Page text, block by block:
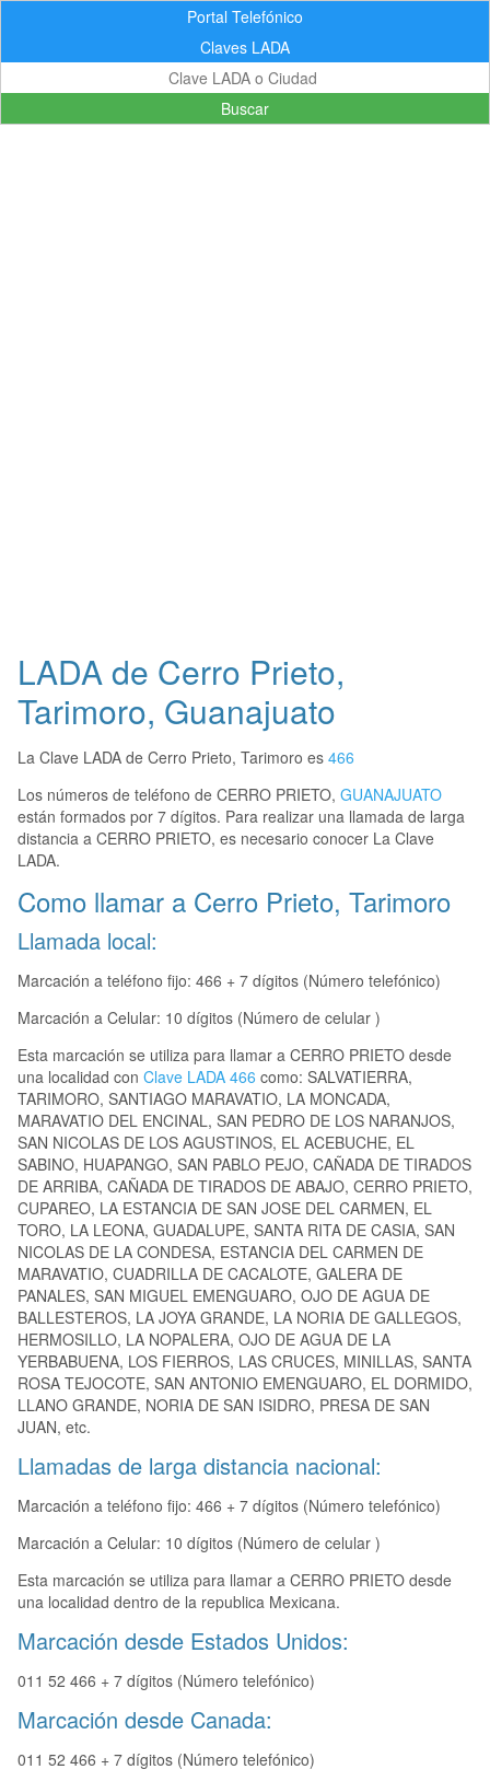
Portal Telefónico
Claves LADA
Buscar
LADA de Cerro Prieto,
Tarimoro, Guanajuato
La Clave LADA de Cerro Prieto, Tarimoro es 466
Los números de teléfono de CERRO PRIETO, GUANAJUATO
están formados por 7 dígitos. Para realizar una llamada de larga
distancia a CERRO PRIETO, es necesario conocer La Clave
LADA.
Como llamar a Cerro Prieto, Tarimoro
Llamada local:
Marcación a teléfono fijo: 466 + 7 dígitos (Número telefónico)
Marcación a Celular: 10 dígitos (Número de celular )
Esta marcación se utiliza para llamar a CERRO PRIETO desde
una localidad con Clave LADA 466 como: SALVATIERRA,
TARIMORO, SANTIAGO MARAVATIO, LA MONCADA,
MARAVATIO DEL ENCINAL, SAN PEDRO DE LOS NARANJOS,
SAN NICOLAS DE LOS AGUSTINOS, EL ACEBUCHE, EL
SABINO, HUAPANGO, SAN PABLO PEJO, CAÑADA DE TIRADOS
DE ARRIBA, CAÑADA DE TIRADOS DE ABAJO, CERRO PRIETO,
CUPAREO, LA ESTANCIA DE SAN JOSE DEL CARMEN, EL
TORO, LA LEONA, GUADALUPE, SANTA RITA DE CASIA, SAN
NICOLAS DE LA CONDESA, ESTANCIA DEL CARMEN DE
MARAVATIO, CUADRILLA DE CACALOTE, GALERA DE
PANALES, SAN MIGUEL EMENGUARO, OJO DE AGUA DE
BALLESTEROS, LA JOYA GRANDE, LA NORIA DE GALLEGOS,
HERMOSILLO, LA NOPALERA, OJO DE AGUA DE LA
YERBABUENA, LOS FIERROS, LAS CRUCES, MINILLAS, SANTA
ROSA TEJOCOTE, SAN ANTONIO EMENGUARO, EL DORMIDO,
LLANO GRANDE, NORIA DE SAN ISIDRO, PRESA DE SAN
JUAN, etc.
Llamadas de larga distancia nacional:
Marcación a teléfono fijo: 466 + 7 dígitos (Número telefónico)
Marcación a Celular: 10 dígitos (Número de celular )
Esta marcación se utiliza para llamar a CERRO PRIETO desde
una localidad dentro de la republica Mexicana.
Marcación desde Estados Unidos:
011 52 466 + 7 dígitos (Número telefónico)
Marcación desde Canada:
011 52 466 + 7 dígitos (Número telefónico)